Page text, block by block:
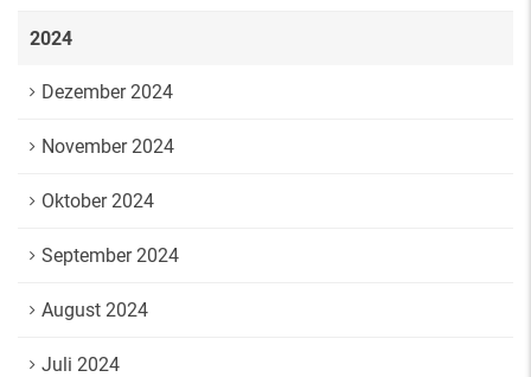
2024
Dezember 2024
November 2024
Oktober 2024
September 2024
August 2024
Juli 2024